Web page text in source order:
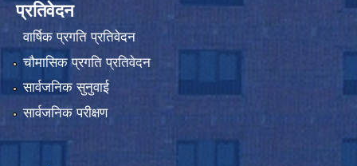
प्रतिवेदन
वार्षिक प्रगति प्रतिवेदन
चौमासिक प्रगति प्रतिवेदन
सार्वजनिक सुनुवाई
सार्वजनिक परीक्षण